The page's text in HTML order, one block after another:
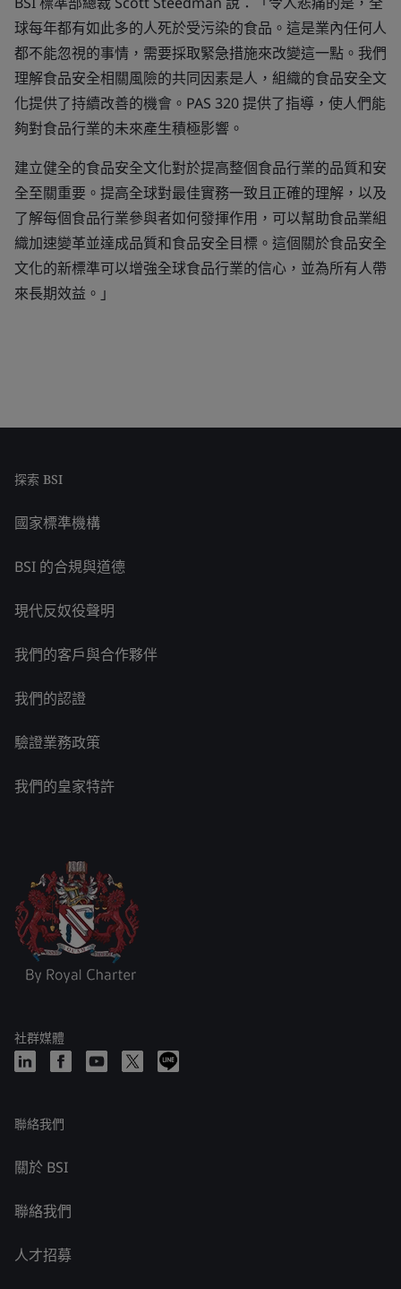
球每年都有如此多的人死於受污染的食品。這是業內任何人
都不能忽視的事情，需要採取緊急措施來改變這一點。我們
理解食品安全相關風險的共同因素是人，組織的食品安全文
化提供了持續改善的機會。PAS 320 提供了指導，使人們能
夠對食品行業的未來產生積極影響。
建立健全的食品安全文化對於提高整個食品行業的品質和安
全至關重要。提高全球對最佳實務一致且正確的理解，以及
了解每個食品行業參與者如何發揮作用，可以幫助食品業組
織加速變革並達成品質和食品安全目標。這個關於食品安全
文化的新標準可以增強全球食品行業的信心，並為所有人帶
來長期效益。」
探索 BSI
國家標準機構
BSI 的合規與道德
現代反奴役聲明
我們的客戶與合作夥伴
我們的認證
驗證業務政策
我們的皇家特許
社群媒體
聯絡我們
關於 BSI
聯絡我們
人才招募